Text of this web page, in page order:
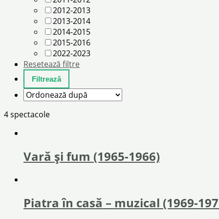
2012-2013
2013-2014
2014-2015
2015-2016
2022-2023
Resetează filtre
4 spectacole
Vară și fum (1965-1966)
Piatra în casă – muzical (1969-